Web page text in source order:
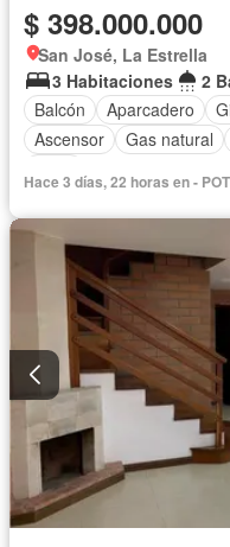
$ 398.000.000
San José, La Estrella
3 Habitaciones
2
Balcón
Aparcadero
Ascensor
Gas natural
Hace 3 días, 22 horas en -